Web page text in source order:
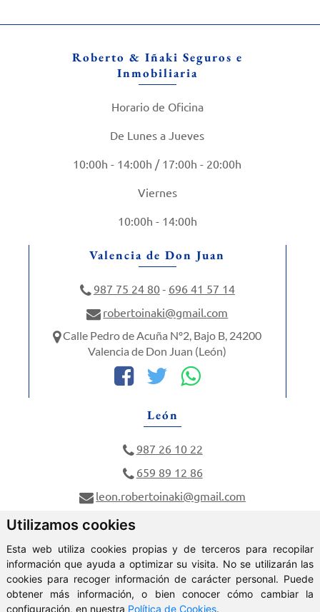
Utilizamos cookies
Esta web utiliza cookies propias y de terceros para recopilar
información que ayuda a optimizar su visita. No se utilizarán las
cookies para recoger información de carácter personal. Puede
obtener más información, o bien conocer cómo cambiar la
configuración, en nuestra Política de Cookies.
Roberto & Iñaki Seguros e
Inmobiliaria
Horario de Oficina
De Lunes a Jueves
10:00h - 14:00h / 17:00h - 20:00h
Viernes
10:00h - 14:00h
Valencia de Don Juan
987 75 24 80- 696 41 57 14
robertoinaki@gmail.com
Calle Pedro de Acuña Nº2, Bajo B, 24200
Valencia de Don Juan (León)
León
987 26 10 22
659 89 12 86
leon.robertoinaki@gmail.com
Calle Dos Hermanas Nº6, 24005 León (León)
ClickViviendas